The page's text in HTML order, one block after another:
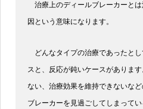
治療上のディールブレーカーと
因という意味になります。
どんなタイプの治療であったと
スと、反応が鈍いケースがありま
ない、治療効果を維持できないな
ブレーカーを見過ごしてしまって